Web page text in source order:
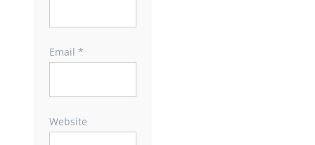
Email *
Website